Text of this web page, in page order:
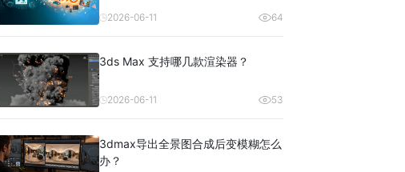
2026-06-11 64
3ds Max 支持哪几款渲染器？
2026-06-11 53
3dmax导出全景图合成后变模糊怎么
办？